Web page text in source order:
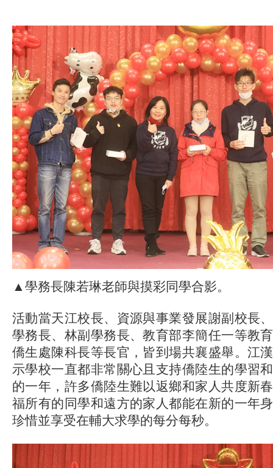
▲學務長陳若琳老師與摸彩同學合影。
活動當天江校長、資源與事業發展謝副校長
學務長、林副學務長、教育部李簡任一等教
僑生處陳科長等長官，皆到場共襄盛舉。江
示學校一直都非常關心且支持僑陸生的學習
的一年，許多僑陸生難以返鄉和家人共度新
福所有的同學和遠方的家人都能在新的一年
珍惜並享受在輔大求學的每分每秒。